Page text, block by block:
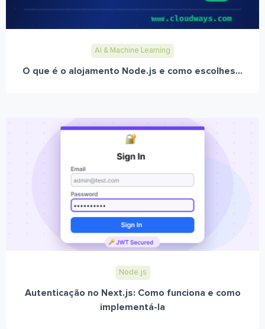
AI & Machine Learning
O que é o alojamento Node.js e como escolhes...
Node.js
Autenticação no Next.js: Como funciona e como
implementá-la